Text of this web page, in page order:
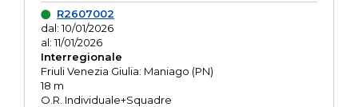
R2607002
dal: 10/01/2026
al: 11/01/2026
Interregionale
Friuli Venezia Giulia: Maniago (PN)
18 m
O.R. Individuale+Squadre